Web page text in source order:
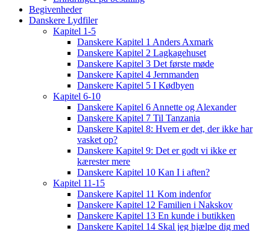
Begivenheder
Danskere Lydfiler
Kapitel 1-5
Danskere Kapitel 1 Anders Axmark
Danskere Kapitel 2 Lagkagehuset
Danskere Kapitel 3 Det første møde
Danskere Kapitel 4 Jernmanden
Danskere Kapitel 5 I Kødbyen
Kapitel 6-10
Danskere Kapitel 6 Annette og Alexander
Danskere Kapitel 7 Til Tanzania
Danskere Kapitel 8: Hvem er det, der ikke har
vasket op?
Danskere Kapitel 9: Det er godt vi ikke er
kærester mere
Danskere Kapitel 10 Kan I i aften?
Kapitel 11-15
Danskere Kapitel 11 Kom indenfor
Danskere Kapitel 12 Familien i Nakskov
Danskere Kapitel 13 En kunde i butikken
Danskere Kapitel 14 Skal jeg hjælpe dig med